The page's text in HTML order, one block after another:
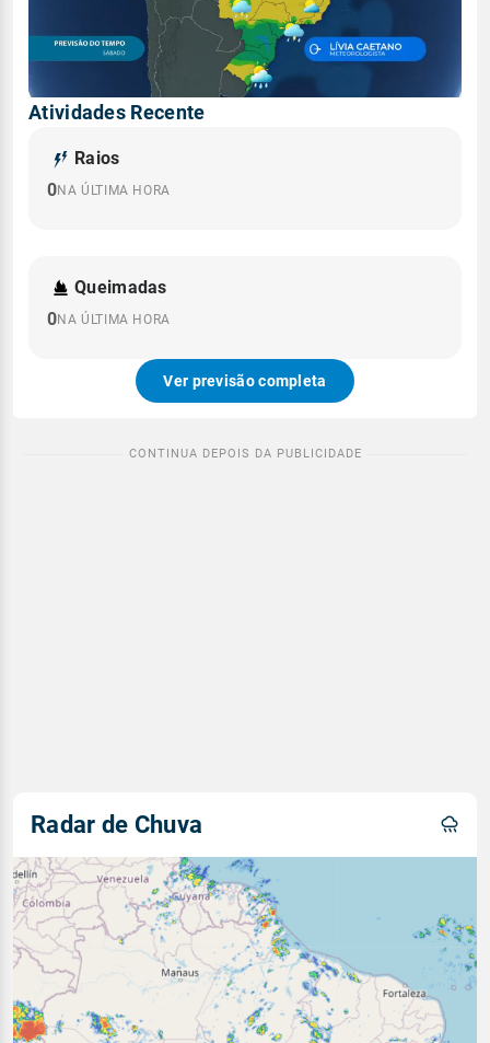
Atividades Recente
Raios
0NA ÚLTIMA HORA
Queimadas
0NA ÚLTIMA HORA
Ver previsão completa
Radar de Chuva